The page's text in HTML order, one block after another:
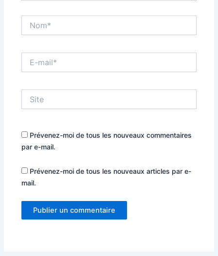
mail*
Prévenez-moi de tous les nouveaux commentaires
par e-mail.
Prévenez-moi de tous les nouveaux articles par e-
mail.